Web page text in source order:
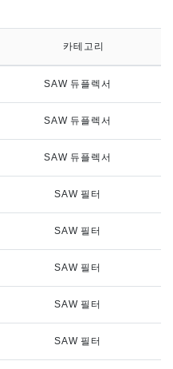
카테고리
SAW 듀플렉서
SAW 듀플렉서
SAW 듀플렉서
SAW 필터
SAW 필터
SAW 필터
SAW 필터
SAW 필터